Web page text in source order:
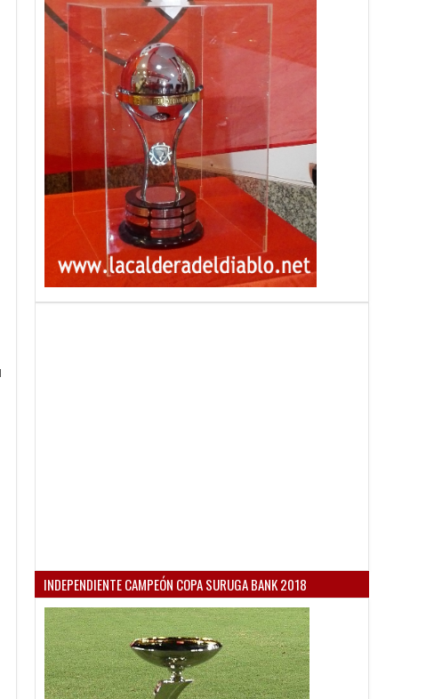
INDEPENDIENTE CAMPEÓN COPA SURUGA BANK 2018